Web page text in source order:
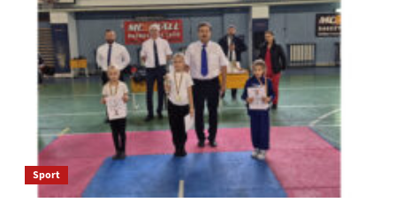
de
la
Farul,
campioana
MONDIALĂ
Kumite
Sport